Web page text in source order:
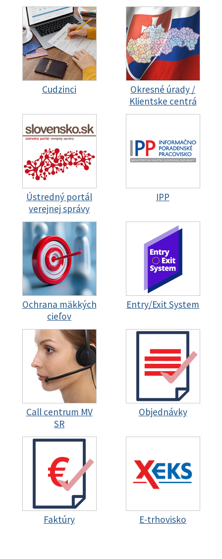
Cudzinci
Okresné úrady /
Klientske centrá
Ústredný portál
verejnej správy
IPP
Ochrana mäkkých
cieľov
Entry/Exit System
Call centrum MV
SR
Objednávky
Faktúry E-trhovisko